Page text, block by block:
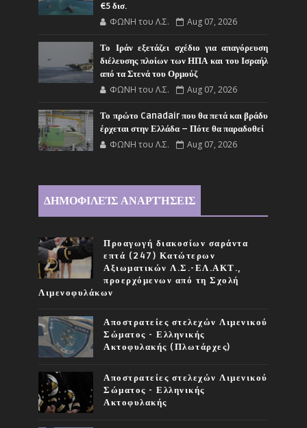
€5 δισ.
ΦΩΝΗ του Λ.Σ. Aug 07, 2026
Το Ιράν εξετάζει σχέδιο για απαγόρευση
διέλευσης πλοίων των ΗΠΑ και του Ισραήλ
από τα Στενά του Ορμούζ
ΦΩΝΗ του Λ.Σ. Aug 07, 2026
Το πρώτο Canadair που θα πετά και βράδυ
έρχεται στην Ελλάδα – Πότε θα παραδοθεί
ΦΩΝΗ του Λ.Σ. Aug 07, 2026
ΔΗΜΟΦΙΛΕΊΣ ΑΝΑΡΤΉΣΕΙΣ
Προαγωγή διακοσίων σαράντα
επτά (247) Κατώτερων
Αξιωματικών Λ.Σ.-ΕΛ.ΑΚΤ.,
προερχόμενων από τη Σχολή
Λιμενοφυλάκων
Αποστρατείες στελεχών Λιμενικού
Σώματος - Ελληνικής
Ακτοφυλακής (Πλωτάρχες)
Αποστρατείες στελεχών Λιμενικού
Σώματος - Ελληνικής
Ακτοφυλακής